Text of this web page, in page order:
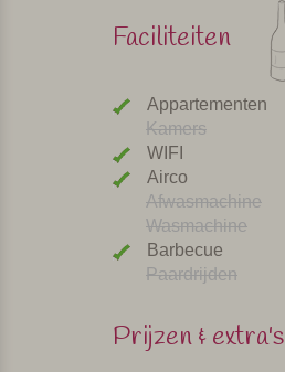
Faciliteiten
Appartementen
Kamers
WIFI
Airco
Afwasmachine
Wasmachine
Barbecue
Paardrijden
Prijzen & extra's